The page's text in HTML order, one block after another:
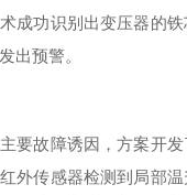
成功识别出变压器的
出预警。
要故障诱因，方案开
外传感器检测到局部